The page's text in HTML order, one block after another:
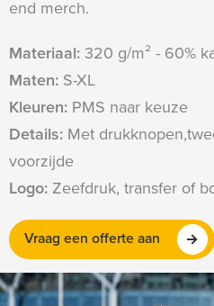
end merch.
Materiaal: 320 g/m² - 60%
Maten: S-XL
Kleuren: PMS naar keuze
Details: Met
voorzijde
Logo: Zeefdruk, transfer of
Vraag een offerte aan